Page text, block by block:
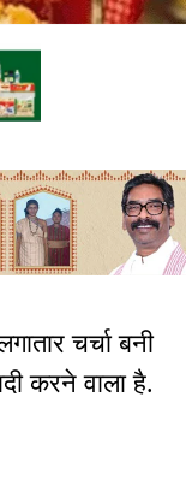
चर्चा बनी
करने वाला है.